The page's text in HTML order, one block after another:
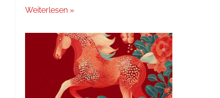
Weiterlesen »